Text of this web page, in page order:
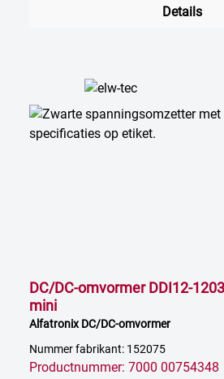
Details
DC/DC-omvormer DDI12-
mini
Alfatronix DC/DC-omvormer
Nummer fabrikant: 152075
Productnummer: 7000 00754348